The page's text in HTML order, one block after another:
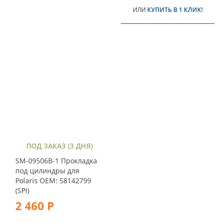
ИЛИ КУПИТЬ В 1 КЛИК!
ПОД ЗАКАЗ (3 ДНЯ)
SM-09506B-1 Прокладка
под цилиндры для
Polaris OEM: 58142799
(SPI)
2 460 Р